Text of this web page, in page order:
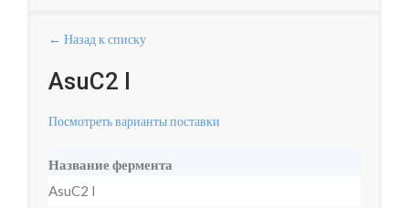
← Назад к списку
AsuC2 I
Посмотреть варианты поставки
Название фермента
AsuC2 I